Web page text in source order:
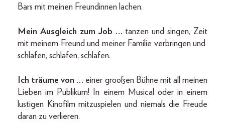
Bars mit meinen Freundinnen lachen.
Mein Ausgleich zum Job … tanzen und singen, Zeit
mit meinem Freund und meiner Familie verbringen und
schlafen, schlafen, schlafen.
Ich träume von … einer grooßen Bühne mit all meinen
Lieben im Publikum! In einem Musical oder in einem
lustigen Kinofilm mitzuspielen und niemals die Freude
daran zu verlieren.